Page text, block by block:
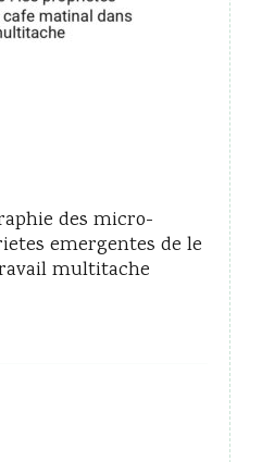
des micro-
emergentes de le
multitache